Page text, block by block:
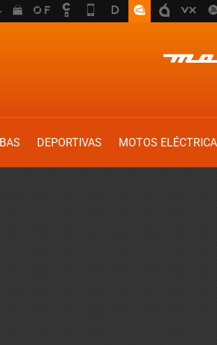
DEPORTIVAS MOTOS